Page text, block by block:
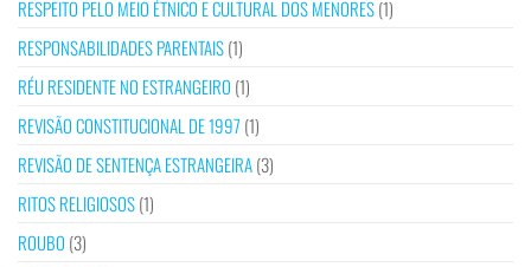
RESPEITO PELO MEIO ÉTNICO E CULTURAL DOS MENORES(1)
RESPONSABILIDADES PARENTAIS(1)
RÉU RESIDENTE NO ESTRANGEIRO (1)
REVISÃO CONSTITUCIONAL DE 1997 (1)
REVISÃO DE SENTENÇA ESTRANGEIRA(3)
RITOS RELIGIOSOS(1)
ROUBO (3)